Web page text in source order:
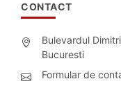
CONTACT
Bulevardul
Bucuresti
Formular de